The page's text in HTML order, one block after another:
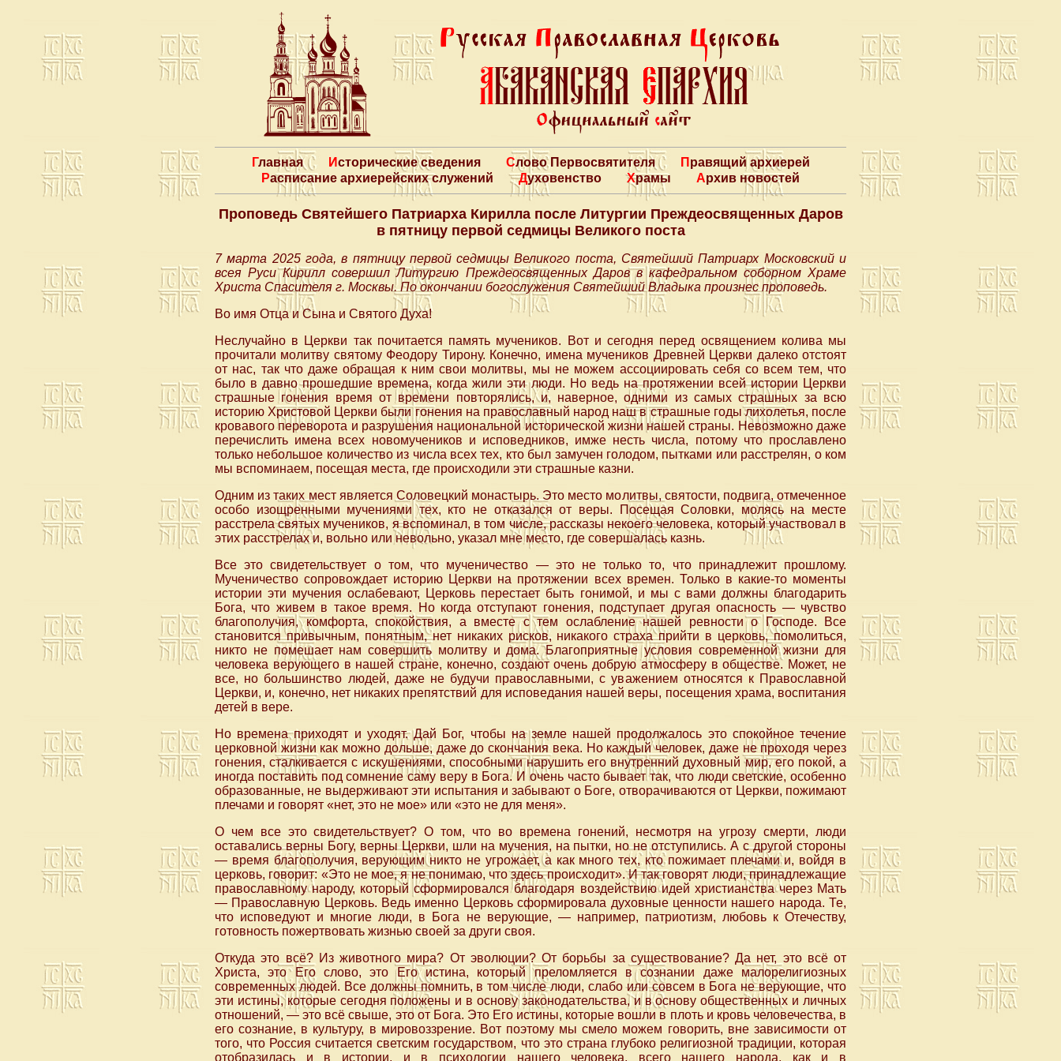
Главная Исторические сведения Слово Первосвятителя
Правящий архиерей
Расписание архиерейских служений
Духовенство Храмы Архив новостей
Проповедь Святейшего Патриарха Кирилла после Литургии Преждеосвященных Даров
в пятницу первой седмицы Великого поста
7 марта 2025 года, в пятницу первой седмицы Великого поста, Святейший Патриарх Московский и
всея Руси Кирилл совершил Литургию Преждеосвященных Даров в кафедральном соборном Храме
Христа Спасителя г. Москвы. По окончании богослужения Святейший Владыка произнес проповедь.
Во имя Отца и Сына и Святого Духа!
Неслучайно в Церкви так почитается память мучеников. Вот и сегодня перед освящением колива мы
прочитали молитву святому Феодору Тирону. Конечно, имена мучеников Древней Церкви далеко отстоят
от нас, так что даже обращая к ним свои молитвы, мы не можем ассоциировать себя со всем тем, что
было в давно прошедшие времена, когда жили эти люди. Но ведь на протяжении всей истории Церкви
страшные гонения время от времени повторялись, и, наверное, одними из самых страшных за всю
историю Христовой Церкви были гонения на православный народ наш в страшные годы лихолетья, после
кровавого переворота и разрушения национальной исторической жизни нашей страны. Невозможно даже
перечислить имена всех новомучеников и исповедников, имже несть числа, потому что прославлено
только небольшое количество из числа всех тех, кто был замучен голодом, пытками или расстрелян, о ком
мы вспоминаем, посещая места, где происходили эти страшные казни.
Одним из таких мест является Соловецкий монастырь. Это место молитвы, святости, подвига, отмеченное
особо изощренными мучениями тех, кто не отказался от веры. Посещая Соловки, молясь на месте
расстрела святых мучеников, я вспоминал, в том числе, рассказы некоего человека, который участвовал в
этих расстрелах и, вольно или невольно, указал мне место, где совершалась казнь.
Все это свидетельствует о том, что мученичество — это не только то, что принадлежит прошлому.
Мученичество сопровождает историю Церкви на протяжении всех времен. Только в какие-то моменты
истории эти мучения ослабевают, Церковь перестает быть гонимой, и мы с вами должны благодарить
Бога, что живем в такое время. Но когда отступают гонения, подступает другая опасность — чувство
благополучия, комфорта, спокойствия, а вместе с тем ослабление нашей ревности о Господе. Все
становится привычным, понятным, нет никаких рисков, никакого страха прийти в церковь, помолиться,
никто не помешает нам совершить молитву и дома. Благоприятные условия современной жизни для
человека верующего в нашей стране, конечно, создают очень добрую атмосферу в обществе. Может, не
все, но большинство людей, даже не будучи православными, с уважением относятся к Православной
Церкви, и, конечно, нет никаких препятствий для исповедания нашей веры, посещения храма, воспитания
детей в вере.
Но времена приходят и уходят. Дай Бог, чтобы на земле нашей продолжалось это спокойное течение
церковной жизни как можно дольше, даже до скончания века. Но каждый человек, даже не проходя через
гонения, сталкивается с искушениями, способными нарушить его внутренний духовный мир, его покой, а
иногда поставить под сомнение саму веру в Бога. И очень часто бывает так, что люди светские, особенно
образованные, не выдерживают эти испытания и забывают о Боге, отворачиваются от Церкви, пожимают
плечами и говорят «нет, это не мое» или «это не для меня».
О чем все это свидетельствует? О том, что во времена гонений, несмотря на угрозу смерти, люди
оставались верны Богу, верны Церкви, шли на мучения, на пытки, но не отступились. А с другой стороны
— время благополучия, верующим никто не угрожает, а как много тех, кто пожимает плечами и, войдя в
церковь, говорит: «Это не мое, я не понимаю, что здесь происходит». И так говорят люди, принадлежащие
православному народу, который сформировался благодаря воздействию идей христианства через Мать
— Православную Церковь. Ведь именно Церковь сформировала духовные ценности нашего народа. Те,
что исповедуют и многие люди, в Бога не верующие, — например, патриотизм, любовь к Отечеству,
готовность пожертвовать жизнью своей за други своя.
Откуда это всё? Из животного мира? От эволюции? От борьбы за существование? Да нет, это всё от
Христа, это Его слово, это Его истина, который преломляется в сознании даже малорелигиозных
современных людей. Все должны помнить, в том числе люди, слабо или совсем в Бога не верующие, что
эти истины, которые сегодня положены и в основу законодательства, и в основу общественных и личных
отношений, — это всё свыше, это от Бога. Это Его истины, которые вошли в плоть и кровь человечества, в
его сознание, в культуру, в мировоззрение. Вот поэтому мы смело можем говорить, вне зависимости от
того, что Россия считается светским государством, что это страна глубоко религиозной традиции, которая
отобразилась и в истории, и в психологии нашего человека, всего нашего народа, как и в